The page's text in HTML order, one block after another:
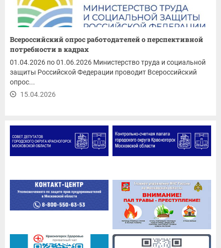
Всероссийский опрос работодателей о перспективной
потребности в кадрах
01.04.2026 по 01.06.2026 Министерство труда и социальной
защиты Российской Федерации проводит Всероссийский
опрос...
15.04.2026